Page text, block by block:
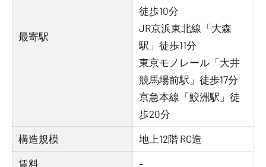
最寄駅
徒歩10分
JR京浜東北線「大森
駅」徒歩11分
東京モノレール「大井
競馬場前駅」徒歩17分
京急本線「鮫洲駅」徒
歩20分
構造規模 地上12階 RC造
賃料 –